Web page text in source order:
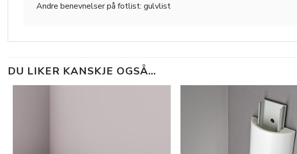
Andre benevnelser på fotlist: gulvlist
DU LIKER KANSKJE OGSÅ…